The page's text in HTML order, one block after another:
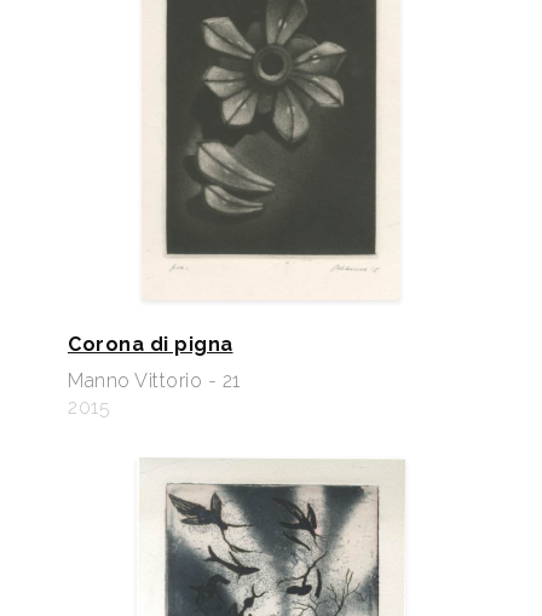
Corona di pigna
Manno Vittorio - 21
2015